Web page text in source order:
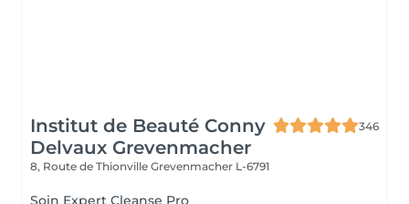
Institut de Beauté Conny
Delvaux Grevenmacher
346
8, Route de Thionville Grevenmacher L-6791
Soin Expert Cleanse Pro